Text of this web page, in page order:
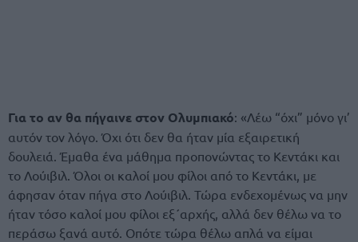
Για το αν θα πήγαινε στον Ολυμπιακό: «Λέω “όχι” μόνο γι’
αυτόν τον λόγο. Όχι ότι δεν θα ήταν μία εξαιρετική
δουλειά. Έμαθα ένα μάθημα προπονώντας το Κεντάκι και
το Λούιβιλ. Όλοι οι καλοί μου φίλοι από το Κεντάκι, με
άφησαν όταν πήγα στο Λούιβιλ. Τώρα ενδεχομένως να μην
ήταν τόσο καλοί μου φίλοι εξ΄αρχής, αλλά δεν θέλω να το
περάσω ξανά αυτό. Οπότε τώρα θέλω απλά να είμαι